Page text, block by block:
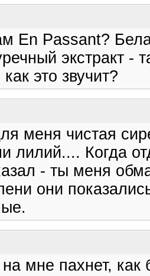
En Passant?
экстракт -
это звучит?
меня чистая
лилий.... Когда
- ты меня
они
мне пахнет,